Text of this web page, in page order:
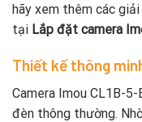
hãy xem thêm các giải
tại Lắp đặt camera
Thiết kế thông
Camera Imou CL1B-
đèn thông thường.